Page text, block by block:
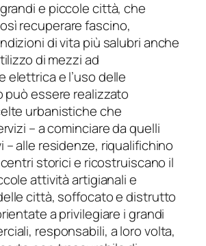
e piccole città, che
recuperare fascino,
di vita più salubri anche
di mezzi ad
elettrica e l’uso delle
può essere realizzato
urbanistiche che
– a cominciare da quelli
– alle residenze, riqualifichino
storici e ricostruiscano il
attività artigianali e
città, soffocato e distrutto
a privilegiare i grandi
responsabili, a loro volta,